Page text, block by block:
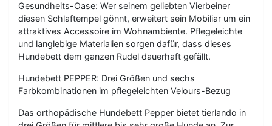
Gesundheits-Oase: Wer seinem geliebten Vierbeiner
diesen Schlaftempel gönnt, erweitert sein Mobiliar um ein
attraktives Accessoire im Wohnambiente. Pflegeleichte
und langlebige Materialien sorgen dafür, dass dieses
Hundebett dem ganzen Rudel dauerhaft gefällt.
Hundebett PEPPER: Drei Größen und sechs
Farbkombinationen im pflegeleichten Velours-Bezug
Das orthopädische Hundebett Pepper bietet tierlando in